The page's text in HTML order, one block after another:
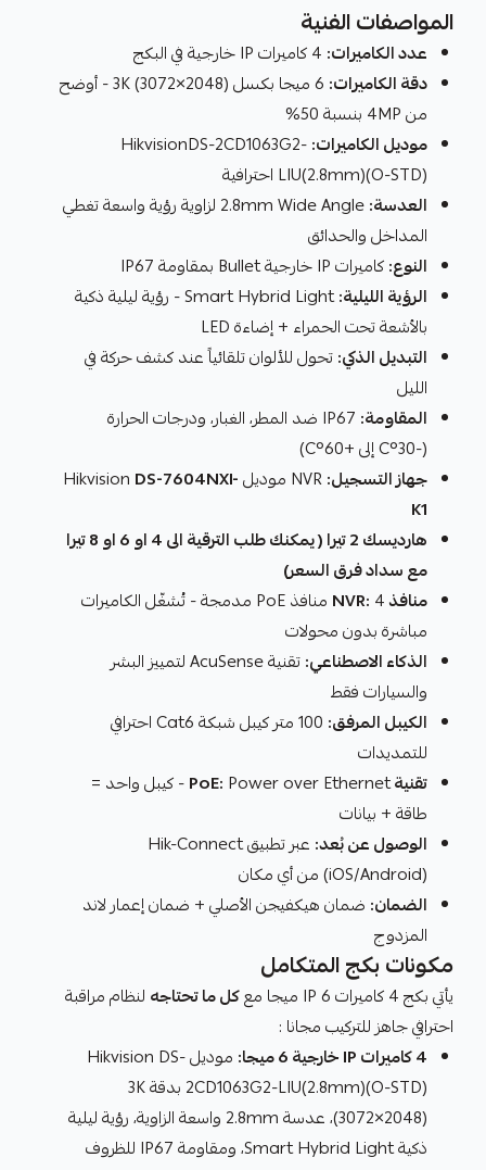
المواصفات الفنية
عدد الكاميرات:
دقة الكاميرات:
6 ميجا بكسل 3K (3072×2048) - أوضح
من 4MP بنسبة 50%
موديل الكاميرات:HikvisionDS-2CD1063G2-
LIU(2.8mm)(O-STD) احترافية
العدسة:
2.8mm Wide Angle لزاوية رؤية واسعة تغطي
المداخل والحدائق
النوع:كاميرات IP خارجية Bullet بمقاومة IP67
الرؤية الليلية:
Smart Hybrid Light - رؤية ليلية ذكية
بالأشعة تحت الحمراء + إضاءة LED
التبديل الذكي:تحول للألوان تلقائياً عند كشف حركة في
الليل
المقاومة:
IP67 ضد المطر، الغبار، ودرجات الحرارة
(-30°C إلى +60°C)
جهاز التسجيل:
DS-7604NXI-
K1
هارديسك 2 تيرا ( يمكنك طلب الترقية الى 4 او 6 او 8 تيرا
مع سداد فرق السعر)
منافذ NVR:
4 منافذ PoE مدمجة - تُشغّل الكاميرات
مباشرة بدون محولات
الذكاء الاصطناعي:
تقنية AcuSense لتمييز البشر
والسيارات فقط
الكيبل المرفق:
100 متر كيبل شبكة Cat6 احترافي
للتمديدات
تقنية PoE:
Power over Ethernet - كيبل واحد =
طاقة + بيانات
الوصول عن بُعد:
عبر تطبيق Hik-Connect
(iOS/Android) من أي مكان
الضمان: ضمان هيكفيجن الأصلي + ضمان إعمار لاند
المزدوج
مكونات بكج المتكامل
يأتي بكج 4 كاميرات IP 6 ميجا مع كل ما تحتاجه لنظام مراقبة
احترافي جاهز للتركيب مجانا :
4 كاميرات IP خارجية 6 ميجا:
موديل Hikvision DS-
2CD1063G2-LIU(2.8mm)(O-STD) بدقة 3K
(3072×2048)، عدسة 2.8mm واسعة الزاوية، رؤية ليلية
ذكية Smart Hybrid Light، ومقاومة IP67 للظروف